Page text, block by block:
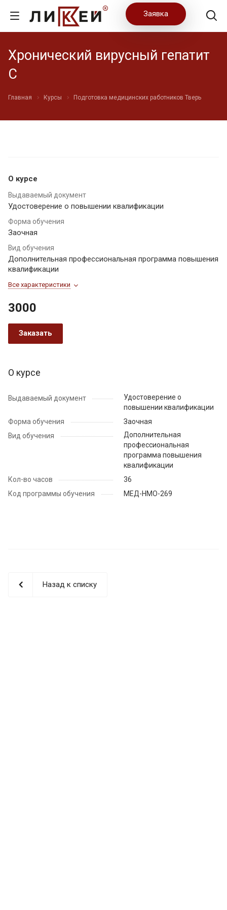
Заявка
Хронический вирусный гепатит
С
Главная Курсы Подготовка медицинских работников Тверь
О курсе
Выдаваемый документ
Удостоверение о повышении квалификации
Форма обучения
Заочная
Вид обучения
Дополнительная профессиональная программа повышения
квалификации
Все характеристики
3000
Заказать
О курсе
Выдаваемый документ
Удостоверение о
повышении квалификации
Форма обучения
Заочная
Вид обучения
Дополнительная
профессиональная
программа повышения
квалификации
Кол-во часов
36
Код программы обучения
МЕД-НМО-269
Назад к списку